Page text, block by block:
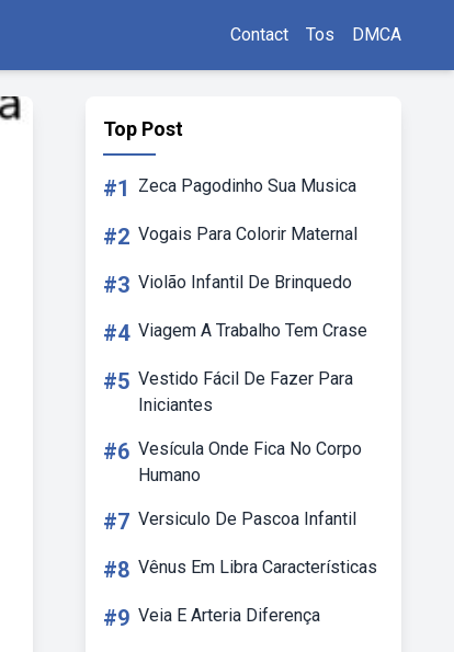
Contact Tos DMCA
Top Post
#1 Zeca Pagodinho Sua Musica
#2 Vogais Para Colorir Maternal
#3 Violão Infantil De Brinquedo
#4 Viagem A Trabalho Tem Crase
#5 Vestido Fácil De Fazer Para
Iniciantes
#6 Vesícula Onde Fica No Corpo
Humano
#7 Versiculo De Pascoa Infantil
#8 Vênus Em Libra Características
#9 Veia E Arteria Diferença